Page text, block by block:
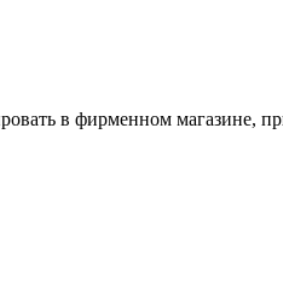
в фирменном магазине,